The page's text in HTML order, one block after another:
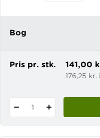
Bog
Pris pr. stk. 141,00
176,25
1